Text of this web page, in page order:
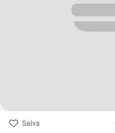
Salva